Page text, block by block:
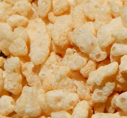
Ricette Primi Piatti
Ricette Antipasti
Ricette Dolci
Ricette Carne
Ricette Secondi
Ricette Pizze e Rustici
Ricette Contorni
Super Alimenti
Nutrizionista a tavola
Ricette Vegetariane
Ricette Vegane
Rumors